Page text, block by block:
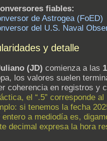
fiables:
de Astrogea (FoED)
del U.S. Naval
y detalle
(JD) comienza a las
los valores suelen
coherencia en registros y
el “.5” corresponde
si tenemos la fecha
entero a mediodía es,
decimal expresa la hora